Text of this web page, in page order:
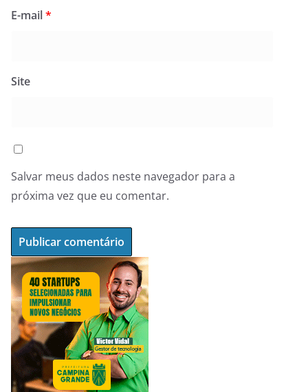
E-mail*
Site
Salvar meus dados neste navegador para a
próxima vez que eu comentar.